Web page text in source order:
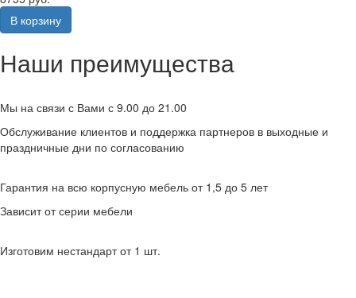
В корзину
Наши преимущества
Мы на связи с Вами с 9.00 до 21.00
Обслуживание клиентов и поддержка партнеров в выходные и
праздничные дни по согласованию
Гарантия на всю корпусную мебель от 1,5 до 5 лет
Зависит от серии мебели
Изготовим нестандарт от 1 шт.